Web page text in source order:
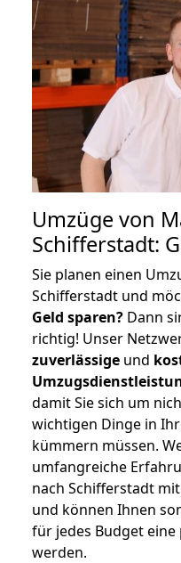
Umzüge von
Schifferstadt:
Sie planen einen
Schifferstadt und
Geld sparen? Dann
richtig! Unser
zuverlässige und
damit Sie sich um
wichtigen Dinge in
kümmern müssen.
umfangreiche
nach Schifferstadt
und können Ihnen
für jedes Budget
werden.